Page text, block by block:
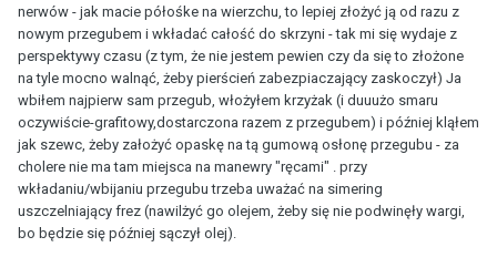
nerwów - jak macie półośke na wierzchu, to lepiej złożyć ją od razu z
nowym przegubem i wkładać całość do skrzyni - tak mi się wydaje z
perspektywy czasu (z tym, że nie jestem pewien czy da się to złożone
na tyle mocno walnąć, żeby pierścień zabezpiaczający zaskoczył) Ja
wbiłem najpierw sam przegub, włożyłem krzyżak (i duuużo smaru
oczywiście-grafitowy,dostarczona razem z przegubem) i później kląłem
jak szewc, żeby założyć opaskę na tą gumową osłonę przegubu - za
cholere nie ma tam miejsca na manewry "ręcami" . przy
wkładaniu/wbijaniu przegubu trzeba uważać na simering
uszczelniający frez (nawilżyć go olejem, żeby się nie podwinęły wargi,
bo będzie się później sączył olej).